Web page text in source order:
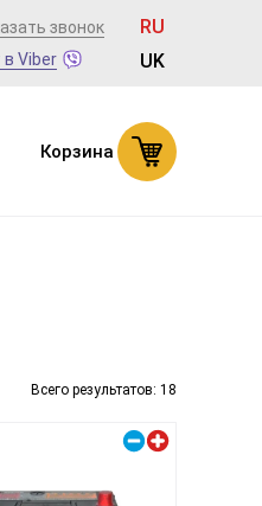
звонок
в Viber
RU
UK
Корзина
Всего результатов: 18